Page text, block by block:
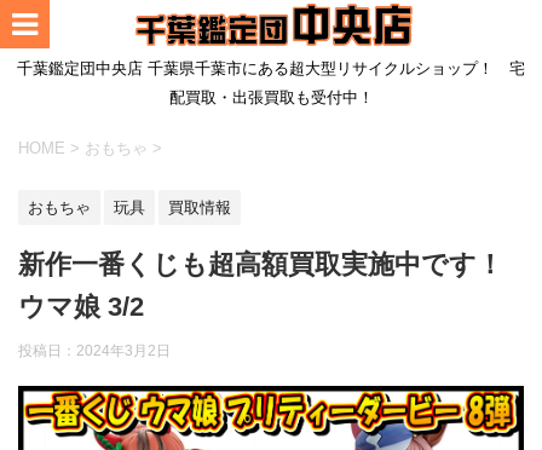
千葉鑑定団中央店 千葉県千葉市にある超大型リサイクルショップ！ 宅
配買取・出張買取も受付中！
HOME > おもちゃ >
おもちゃ 玩具 買取情報
新作一番くじも超高額買取実施中です！
ウマ娘 3/2
投稿日： 2024年3月2日